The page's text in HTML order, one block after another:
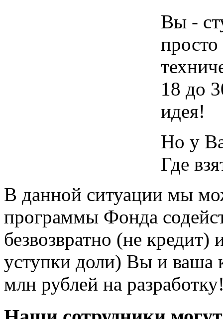
Вы -
18 до
идея!
Но у
Где
В данной ситуации мы
программы Фонда
безвозвратно (не кредит)
уступки доли) Вы и ваша
млн рублей на